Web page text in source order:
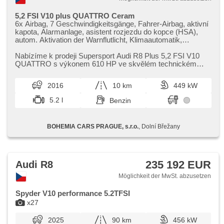
5,2 FSI V10 plus QUATTRO Ceram
6x Airbag, 7 Geschwindigkeitsgänge, Fahrer-Airbag, aktivní
kapota, Alarmanlage, asistent rozjezdu do kopce (HSA),
autom. Aktivation der Warnflutlicht, Klimaautomatik,
AUX, bezdrátová nabíječka mobilních telefonů, bezklíčové
odemykání, Bluetooth, Zentralverriegelung mit
Beifahrerairbagdeaktivierung, täglich Leuchten, digitální
příjem rádia (DAB), digitální přístrojová deska, digitální
přístrojový štít, El. Seitenscheiben, El. Vorderscheiben, El.
einstellbare Sitze, El. Klappspiegel, El. Anlasser, El. Spiegel,
Wegfahrsperre, isofix, Ledersitze, Lederpolsterung, laserové
světlomety, LED adaptivní světlomety, LED denní svícení,
sedadla řidiče, Parkassistent, Fahrkamera, parkovací
senzory přední, parkovací senzory zadní,
Längssitzvorschub, Antrieb 4x4, Positionssitze,
Servolenkung, Antriebsschlupfregelung (ASR), Vorderlichter
LED, řazení pádly pod volantem, Navigation,
Abnutzungssensor des Bremsbelages,
Scheibenwischersensor, Lichtsensor, Reifendrucksensor,
Sportfahrgestell, Sportsitze, Elektronisches
Nabízíme k prodeji Supersport Audi R8 Plus 5,​2 FSI V10
QUATTRO s výkonem 610 HP ve skvělém technickém
2016 10 km
449 kW
5.2 l
Benzin
BOHEMIA CARS PRAGUE, s.r.o., Dolní Břežany
x27
Audi R8 235 192 EUR
Möglichkeit der MwSt. abzusetzen
Spyder V10 performance 5.2TFSI
2025 90 km
456 kW